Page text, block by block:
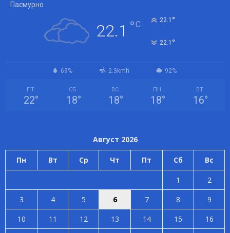
Пасмурно
22.1 °C 22.1 °
22.1 °
69% 2.3kmh 92%
ПТ
22°
СБ
18°
ВС
18°
ПН
18°
ВТ
16°
Август 2026
Пн Вт Ср Чт Пт Сб Вс
1
2
3
4 5 6 7 8
9
10
11 12 13 14 15
16